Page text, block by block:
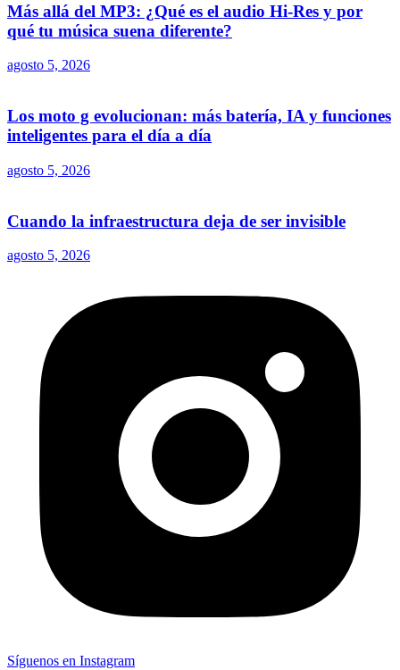
Más allá del MP3: ¿Qué es el audio Hi-Res y por
qué tu música suena diferente?
agosto 5, 2026
Los moto g evolucionan: más batería, IA y funciones
inteligentes para el día a día
agosto 5, 2026
Cuando la infraestructura deja de ser invisible
agosto 5, 2026
Síguenos en Instagram